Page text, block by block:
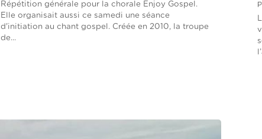
Répétition générale pour la chorale Enjoy Gospel.
Elle organisait aussi ce samedi une séance
d'initiation au chant gospel. Créée en 2010, la troupe
de...